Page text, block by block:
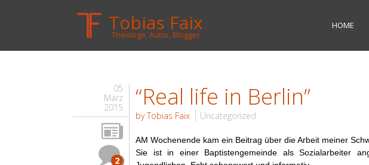
Tobias Faix
Theologe, Autor, Blogger
HOME
05
März
2015
2
“Real life in Berlin”
by Tobias Faix Uncategorized
AM Wochenende kam ein Beitrag über die Arbeit meiner
Sie ist in einer Baptistengemeinde als Sozialarbeiter